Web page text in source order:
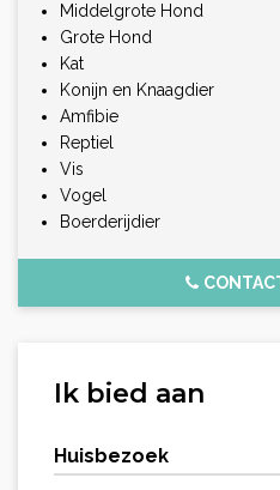
Middelgrote Hond
Grote Hond
Kat
Konijn en Knaagdier
Amfibie
Reptiel
Vis
Vogel
Boerderijdier
Ik bied aan
Huisbezoek